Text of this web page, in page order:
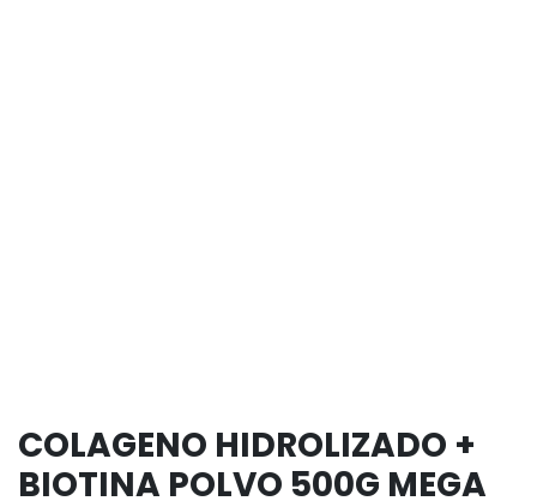
COLAGENO HIDROLIZADO +
BIOTINA POLVO 500G MEGA